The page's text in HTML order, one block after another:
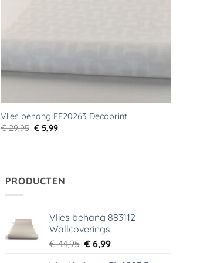
Vlies behang FE20263 Decoprint
€29,95 Oorspronkelijke
prijs
€ 5,99Huidige
PRODUCTEN
Vlies behang 883112
Wallcoverings
€44,95 Oorspronkelijke
€ 6,99Huidige